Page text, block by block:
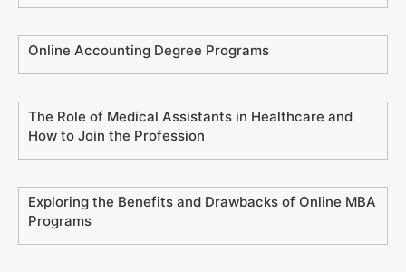
Online Accounting Degree Programs
The Role of Medical Assistants in Healthcare and
How to Join the Profession
Exploring the Benefits and Drawbacks of Online MBA
Programs